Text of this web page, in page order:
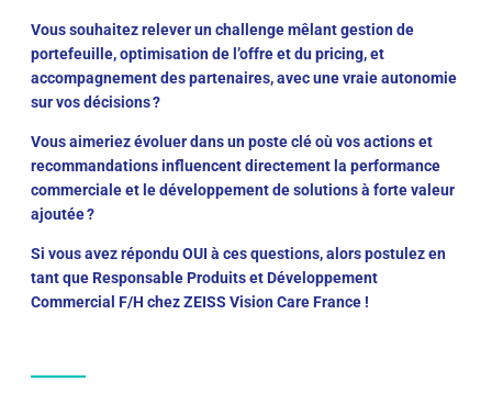
Vous souhaitez relever un challenge mêlant gestion de
portefeuille, optimisation de l’offre et du pricing, et
accompagnement des partenaires, avec une vraie autonomie
sur vos décisions ?
Vous aimeriez évoluer dans un poste clé où vos actions et
recommandations influencent directement la performance
commerciale et le développement de solutions à forte valeur
ajoutée ?
Si vous avez réponduOUI à ces questions, alors postulez en
tant queResponsable Produits et Développement
Commercial F/H chezZEISS Vision Care France !